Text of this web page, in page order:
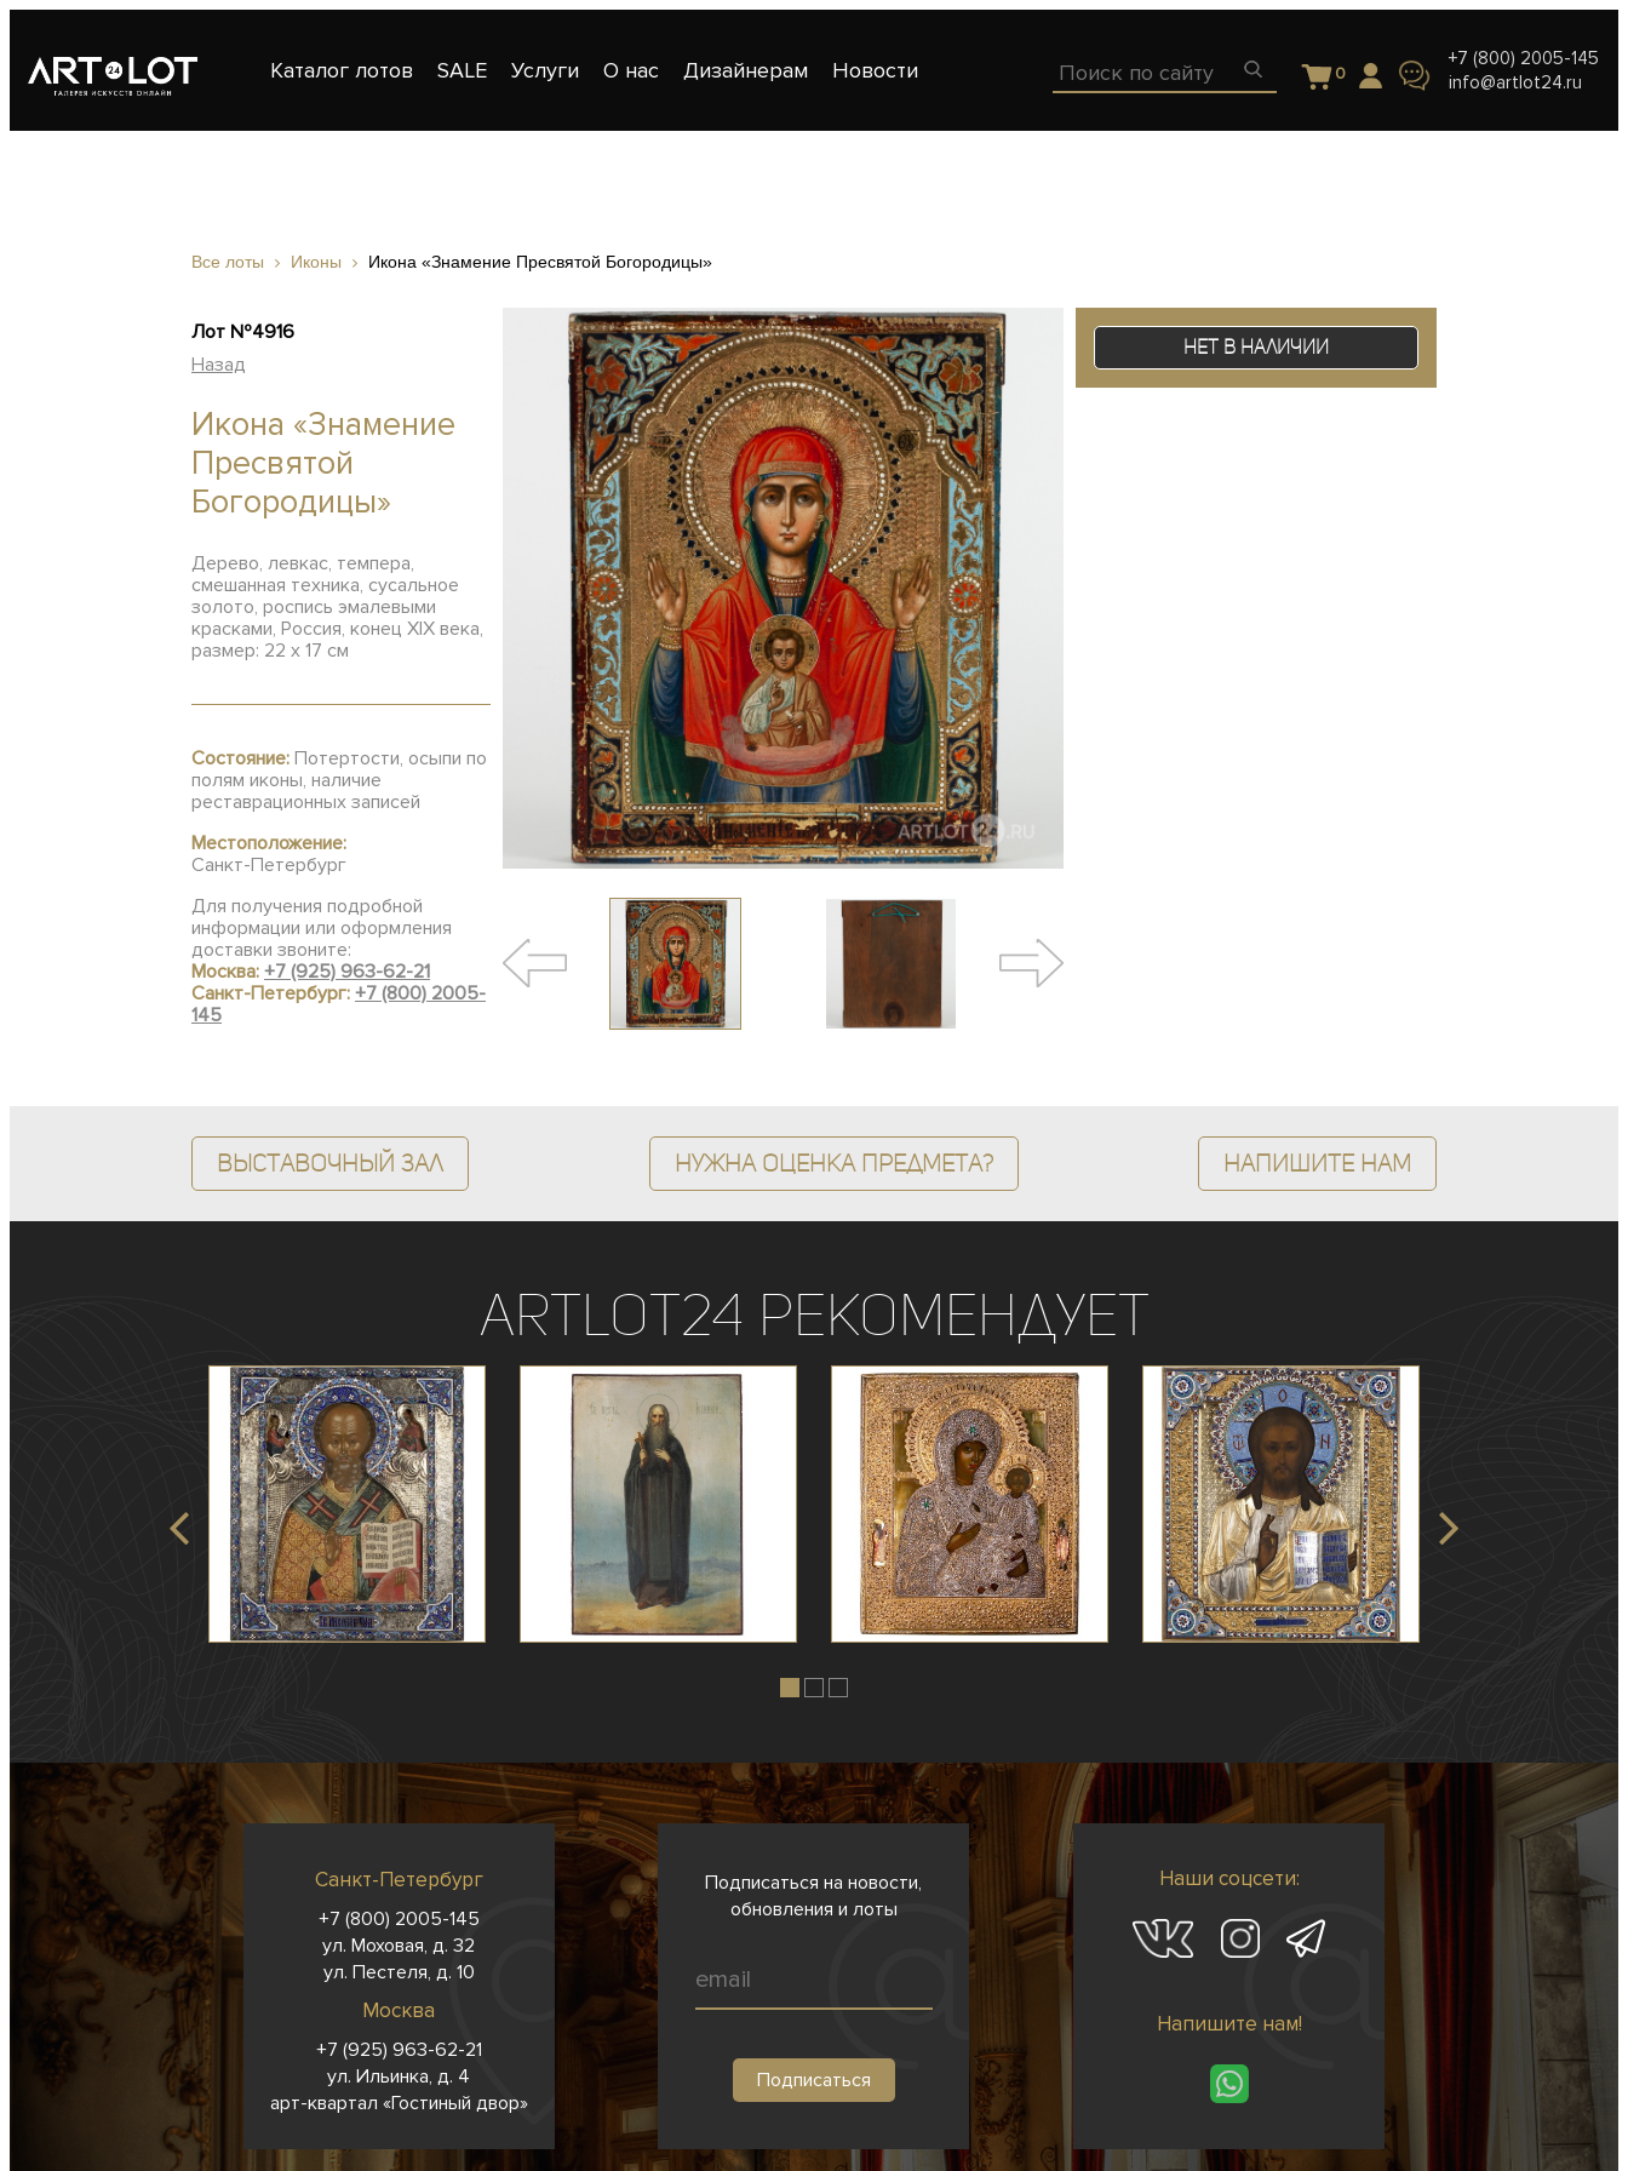
Каталог лотов SALE Услуги О нас Дизайнерам Новости 0
+7 (800) 2005-145
info@artlot24.ru
Все лоты Иконы Икона «Знамение Пресвятой Богородицы»
Лот №4916
Назад
Икона «Знамение
Пресвятой
Богородицы»
Дерево, левкас, темпера,
смешанная техника, cусальное
золото, роспись эмалевыми
красками, Россия, конец XIX века,
размер: 22 х 17 см
Состояние: Потертости, осыпи по
полям иконы, наличие
реставрационных записей
Местоположение:
Санкт-Петербург
Для получения подробной
информации или оформления
доставки звоните:
Москва: +7 (925) 963-62-21
Санкт-Петербург: +7 (800) 2005-
145
Нет в наличии
Выставочный зал Нужна оценка предмета? Напишите нам
ArtLot24 рекомендует
Санкт-Петербург
+7 (800) 2005-145
ул. Моховая, д. 32
ул. Пестеля, д. 10
Москва
+7 (925) 963-62-21
ул. Ильинка, д. 4
арт-квартал «Гостиный двор»
Подписаться на новости,
обновления и лоты
Наши соцсети:
Напишите нам!